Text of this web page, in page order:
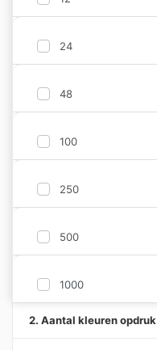
24
48
100
250
500
1000
2. Aantal kleuren opdruk